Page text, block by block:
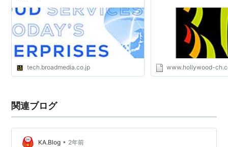
tech.broadmedia.co.jp www.hollywood-
関連ブログ
KA.Blog • 2年前